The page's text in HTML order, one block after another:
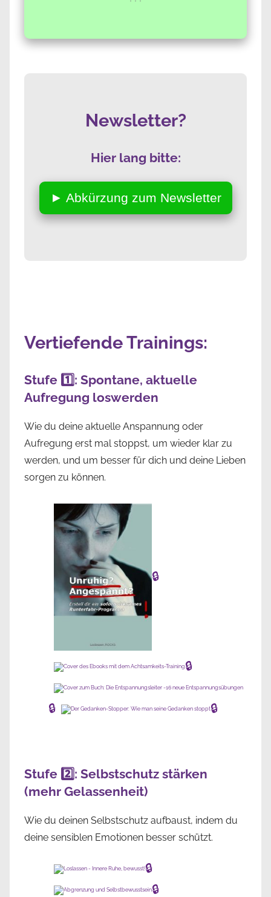
Newsletter?
Hier lang bitte:
► Abkürzung zum Newsletter
Vertiefende Trainings:
Stufe 1️⃣: Spontane, aktuelle
Aufregung loswerden
Wie du deine aktuelle Anspannung oder
Aufregung erst mal stoppst, um wieder klar zu
werden, und um besser für dich und deine Lieben
sorgen zu können.
🔒
🔒
🔒 🔒
Stufe 2️⃣: Selbstschutz stärken
(mehr Gelassenheit)
Wie du deinen Selbstschutz aufbaust, indem du
deine sensiblen Emotionen besser schützt.
🔒
🔒